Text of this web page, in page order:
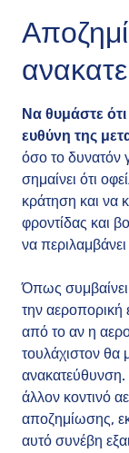
Να θυμάστε ότι
ευθύνη της
όσο το δυνατόν
σημαίνει ότι
κράτηση και να
φροντίδας και
να
Όπως
την αεροπορική
από το αν η
τουλάχιστον θα
άλλον κοντινό
αποζημίωσης,
αυτό συνέβη